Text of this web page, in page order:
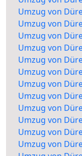
Umzug von
Umzug von
Umzug von
Umzug von
Umzug von
Umzug von
Umzug von
Umzug von
Umzug von
Umzug von
Umzug von
Umzug von